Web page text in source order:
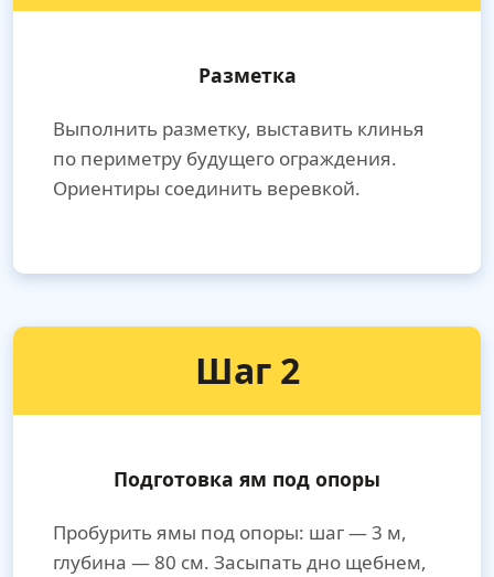
Разметка
Выполнить разметку, выставить клинья
по периметру будущего ограждения.
Ориентиры соединить веревкой.
Шаг 2
Подготовка ям под опоры
Пробурить ямы под опоры: шаг — 3 м,
глубина — 80 см. Засыпать дно щебнем,